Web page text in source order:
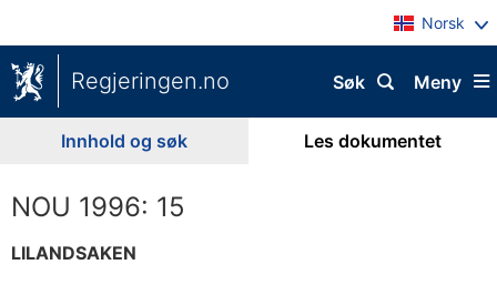
Norsk
Regjeringen.no Meny
Søk
Innhold og søk Les dokumentet
NOU 1996: 15
LILANDSAKEN